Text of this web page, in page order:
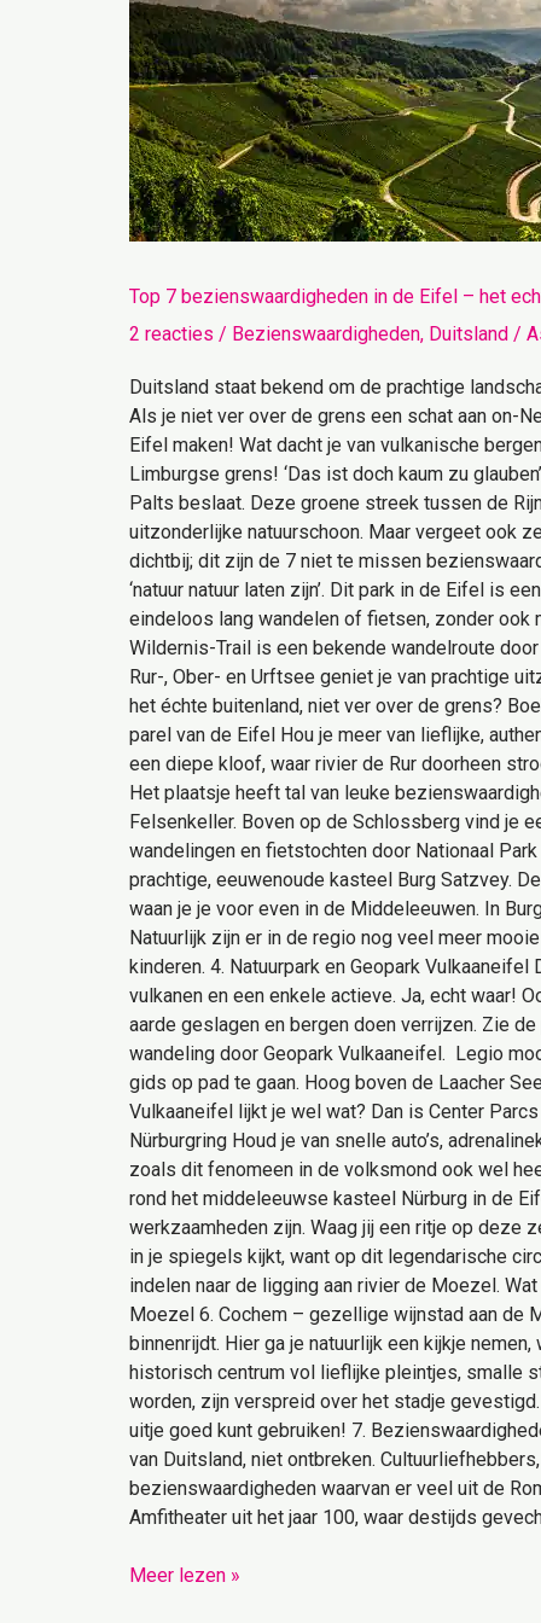
Top 7 bezienswaardigheden in de Eifel – het
2 reacties / Bezienswaardigheden, Duitsland /
Duitsland staat bekend om de prachtige
Als je niet ver over de grens een schat aan on-
Eifel maken! Wat dacht je van vulkanische
Limburgse grens! ‘Das ist doch kaum zu
Palts beslaat. Deze groene streek tussen de
uitzonderlijke natuurschoon. Maar vergeet ook
dichtbij; dit zijn de 7 niet te missen
‘natuur natuur laten zijn’. Dit park in de Eifel is
eindeloos lang wandelen of fietsen, zonder ook
Wildernis-Trail is een bekende wandelroute
Rur-, Ober- en Urftsee geniet je van prachtige
het échte buitenland, niet ver over de grens?
parel van de Eifel Hou je meer van lieflijke,
een diepe kloof, waar rivier de Rur doorheen
Het plaatsje heeft tal van leuke
Felsenkeller. Boven op de Schlossberg vind je
wandelingen en fietstochten door Nationaal
prachtige, eeuwenoude kasteel Burg Satzvey.
waan je je voor even in de Middeleeuwen. In
Natuurlijk zijn er in de regio nog veel meer
kinderen. 4. Natuurpark en Geopark
vulkanen en een enkele actieve. Ja, echt waar!
aarde geslagen en bergen doen verrijzen. Zie
wandeling door Geopark Vulkaaneifel. Legio
gids op pad te gaan. Hoog boven de Laacher
Vulkaaneifel lijkt je wel wat? Dan is Center
Nürburgring Houd je van snelle auto’s,
zoals dit fenomeen in de volksmond ook wel
rond het middeleeuwse kasteel Nürburg in de
werkzaamheden zijn. Waag jij een ritje op deze
in je spiegels kijkt, want op dit legendarische
indelen naar de ligging aan rivier de Moezel.
Moezel 6. Cochem – gezellige wijnstad aan de
binnenrijdt. Hier ga je natuurlijk een kijkje
historisch centrum vol lieflijke pleintjes, smalle
worden, zijn verspreid over het stadje
uitje goed kunt gebruiken! 7.
van Duitsland, niet ontbreken.
bezienswaardigheden waarvan er veel uit de
Amfitheater uit het jaar 100, waar destijds
zo
dichtbij!
Meer lezen »